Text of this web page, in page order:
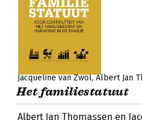
Jacqueline van Zwol Albert Jan
Het familiestatuut
Albert Jan Thomassen en